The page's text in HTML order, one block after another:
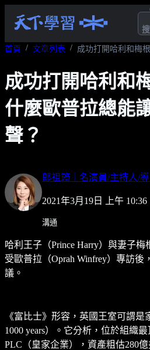
首頁 文章列表
成功打開哈利和
什麼歐普拉總能
聲？
郎祖筠｜名演員/主持人/
2021年3月19日 上午 10:36
溝通
哈利王子（Prince Harry）與妻子梅
受歐普拉（Oprah Winfrey）專訪
議。
《富比士》形容，英國王室可謂是
1000 years）。它分析，位於組織
PLC（皇家企業），資產粗估280